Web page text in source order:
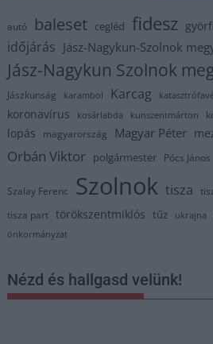
autó baleset cegléd fidesz
időjárás Jász-Nagykun-Szolnok
Jász-Nagykun Szolnok
Jászkunság karambol Karcag
koronavírus kosárlabda kunszentmárton
lopás magyarország Magyar Péter
Orbán Viktor polgármester Pócs János
Szalay Ferenc Szolnok tisza
tisza part törökszentmiklós tűz ukrajna
önkormányzat
Nézd és hallgasd velünk!